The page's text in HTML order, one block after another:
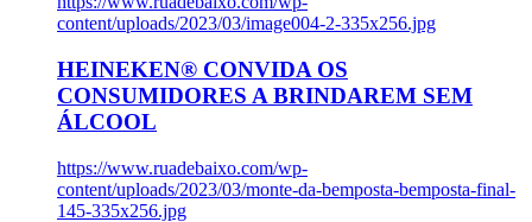
content/uploads/2023/03/image004-2-335x256.jpg
HEINEKEN® CONVIDA OS
CONSUMIDORES A BRINDAREM SEM
ÁLCOOL
https://www.ruadebaixo.com/wp-
content/uploads/2023/03/monte-da-bemposta-bemposta-final-
145-335x256.jpg